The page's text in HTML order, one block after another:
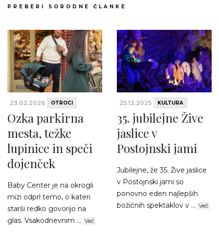
PREBERI SORODNE ČLANKE
23.02.2026 OTROCI
Ozka parkirna
mesta, težke
lupinice in speči
dojenček
Baby Center je na okrogli
mizi odprl temo, o kateri
starši redko govorijo na
glas. Vsakodnevnim ... Več
25.12.2025 KULTURA
35. jubilejne Žive
jaslice v
Postojnski jami
Jubilejne, že 35. Žive jaslice
v Postojnski jami so
ponovno eden najlepših
božičnih spektaklov v ... Več